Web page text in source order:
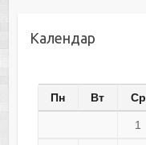
Календар
Пн Вт Ср
1